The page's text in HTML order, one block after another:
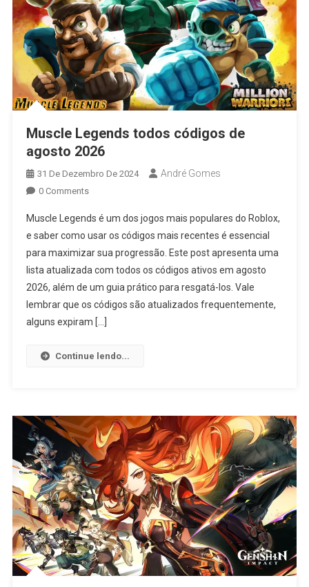
Muscle Legends todos códigos de
agosto 2026
31 De Dezembro De 2024 André Gomes
0 Comments
Muscle Legends é um dos jogos mais populares do Roblox,
e saber como usar os códigos mais recentes é essencial
para maximizar sua progressão. Este post apresenta uma
lista atualizada com todos os códigos ativos em agosto
2026, além de um guia prático para resgatá-los. Vale
lembrar que os códigos são atualizados frequentemente,
alguns expiram […]
Continue lendo...